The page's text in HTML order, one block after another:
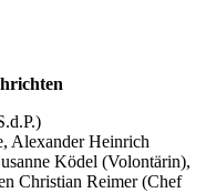
Alexander Heinrich
Ködel (Volontärin),
Christian Reimer (Chef